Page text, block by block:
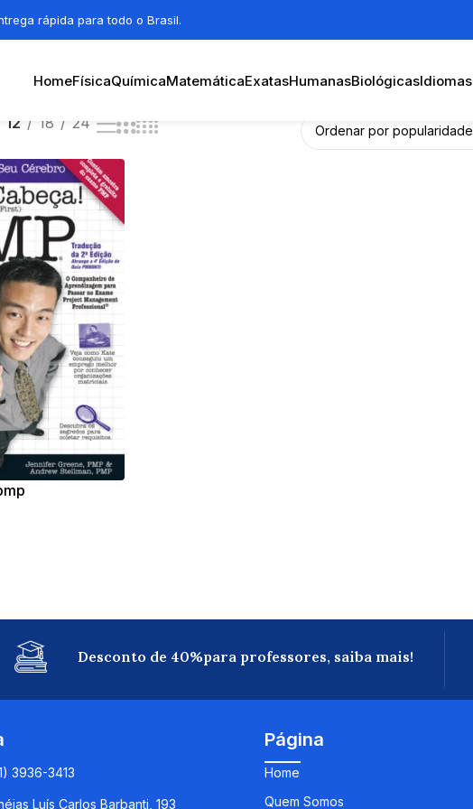
rápida para todo o Brasil.
HomeFísicaQuímicaMatemáticaExatasHumanasBiológicasIdiomas
12 18 24
Desconto de 40%para professores, saiba mais!
3936-3413
Luís Carlos Barbanti, 193
Página
Home
Quem Somos